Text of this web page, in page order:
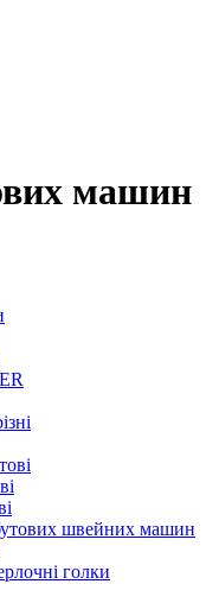
машин
швейних машин
голки